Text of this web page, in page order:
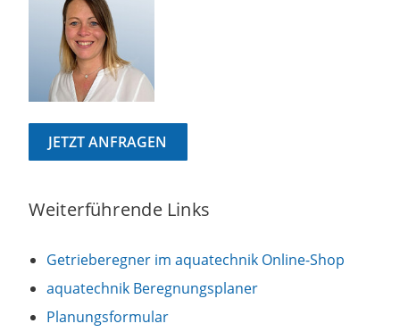
JETZT ANFRAGEN
Weiterführende Links
Getrieberegner im aquatechnik Online-Shop
aquatechnik Beregnungsplaner
Planungsformular